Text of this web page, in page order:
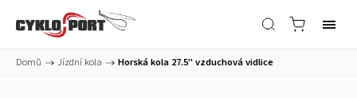
Domů / Jízdní kola / Horská kola 27.5" vzduchová vidlice